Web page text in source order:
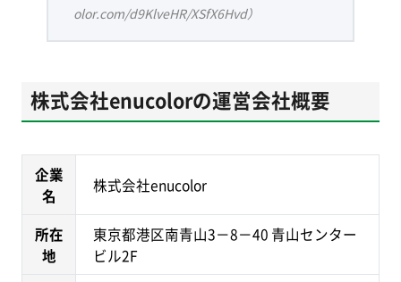
olor.com/d9KlveHR/XSfX6Hvd）
株式会社enucolorの運営会社概要
企業
名
株式会社enucolor
所在
地
東京都港区南青山3－8－40 青山センター
ビル2F